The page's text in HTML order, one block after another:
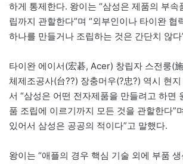
하게 통제한다. 왕이는 “삼성은 제품의 부속
립까지 관할한다”며 “외부인이나 타이완 협
하나를 만들거나 조립하는 것은 간단치 않다
타이완 에이서(宏碁, Acer) 창립자 스전룽(
체제조공사(台??) 장충머우(?忠?) 역시 현
서 “삼성은 어떤 전자제품을 만들려고 하면
품 조립에 이르기까지 모든 것을 관할한다”
있어서 삼성은 공공의 적이다”고 말했다.
왕이는 “애플의 경우 핵심 기술 외에 부품